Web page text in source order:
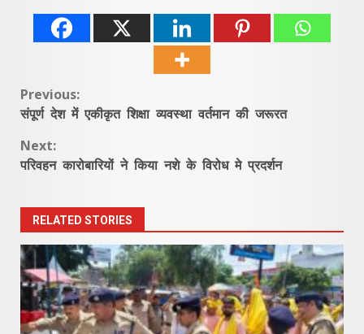
Continue
Reading
Previous:
संपूर्ण देश में एकीकृत शिक्षा व्यवस्था वर्तमान की जरूरत
Next:
परिवहन कारोबारियों ने किया नशे के विरोध मे प्रदर्शन
RELATED STORIES